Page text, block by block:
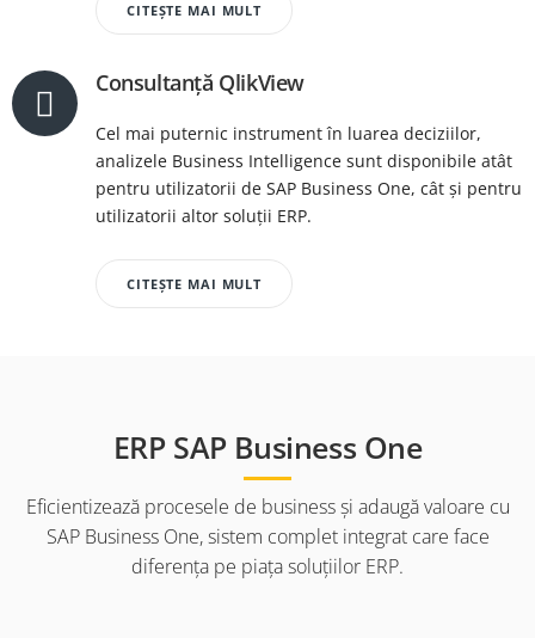
CITEȘTE MAI MULT
Consultanță QlikView
Cel mai puternic instrument în luarea deciziilor,
analizele Business Intelligence sunt disponibile atât
pentru utilizatorii de SAP Business One, cât și pentru
utilizatorii altor soluții ERP.
CITEȘTE MAI MULT
ERP SAP Business One
Eficientizează procesele de business și adaugă valoare cu
SAP Business One, sistem complet integrat care face
diferența pe piața soluțiilor ERP.